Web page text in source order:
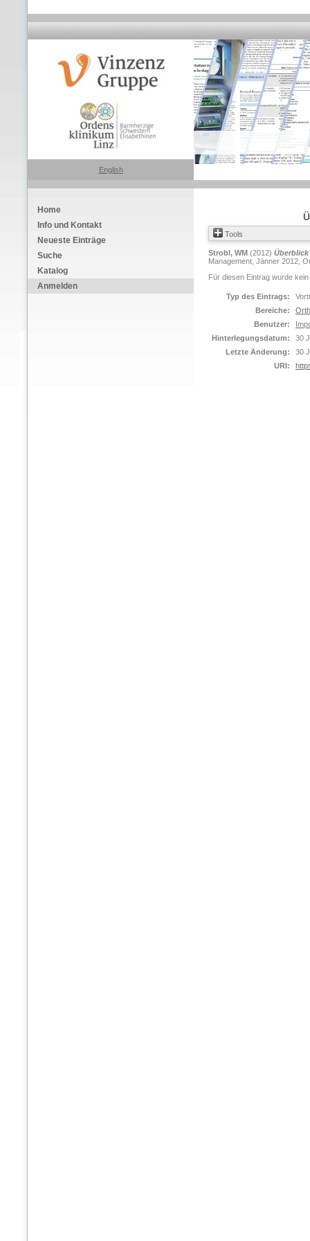
English
Home
Info und Kontakt
Neueste Einträge
Suche
Katalog
Anmelden
Tools
Strobl, WM (2012)
Management, Jänner 2012,
Für diesen Eintrag wurde
Typ des Eintrags:
Bereiche:
Benutzer:
Hinterlegungsdatum:
30
Letzte Änderung:
30
URI: